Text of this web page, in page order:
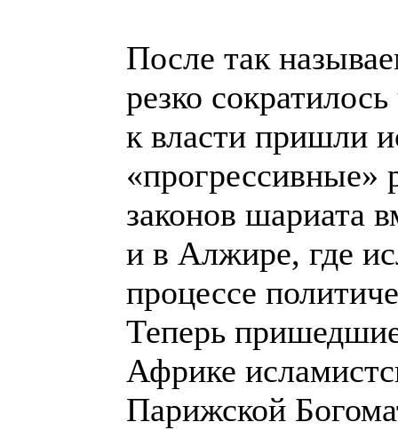
После так
резко
к власти пришли
«прогрессивные»
законов шариата
и в Алжире, где
процессе
Теперь
Африке
Парижской